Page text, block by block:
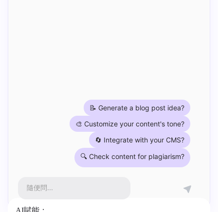
📝 Generate a blog post idea?
🎨 Customize your content's tone?
🔄 Integrate with your CMS?
🔍 Check content for plagiarism?
隨便問...
AI賦能：